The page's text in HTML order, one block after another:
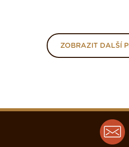
ZOBRAZIT DALŠÍ